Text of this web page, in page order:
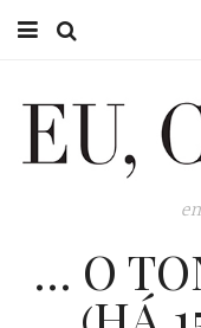
EU CLÁUDIO
EU NA TV
EU, PAI
… O